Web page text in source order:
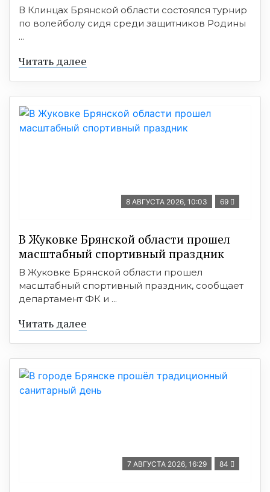
В Клинцах Брянской области состоялся турнир
по волейболу сидя среди защитников Родины
...
Читать далее
8 АВГУСТА 2026, 10:03 69
В Жуковке Брянской области прошел
масштабный спортивный праздник
В Жуковке Брянской области прошел
масштабный спортивный праздник, сообщает
департамент ФК и ...
Читать далее
7 АВГУСТА 2026, 16:29 84